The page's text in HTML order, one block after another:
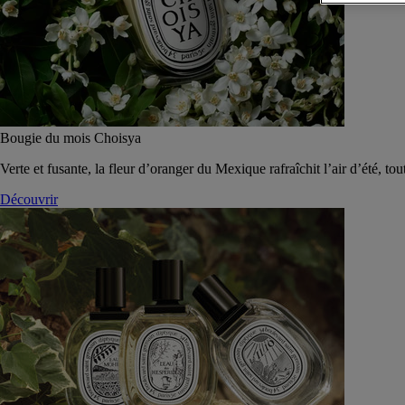
Bougie du mois Choisya
Verte et fusante, la fleur d’oranger du Mexique rafraîchit l’air d’été,
Découvrir